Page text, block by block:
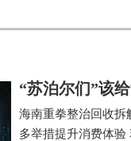
“苏泊尔们”该
海南重拳整治回收拆
多举措提升消费体验